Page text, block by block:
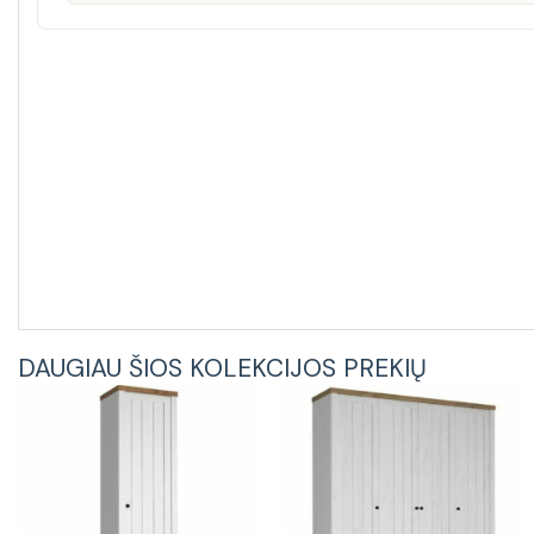
DAUGIAU ŠIOS KOLEKCIJOS PREKIŲ